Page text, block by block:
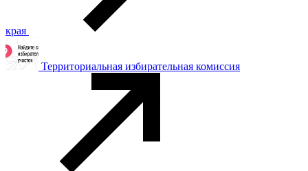
края
Территориальная избирательная комиссия